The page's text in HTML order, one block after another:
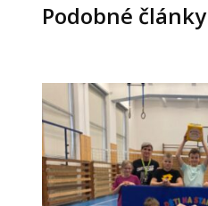
Podobné články